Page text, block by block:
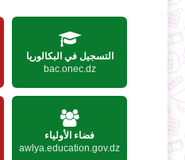
التسجيل في البكالوريا
bac.onec.dz
فضاء الأولياء
awlya.education.gov.dz